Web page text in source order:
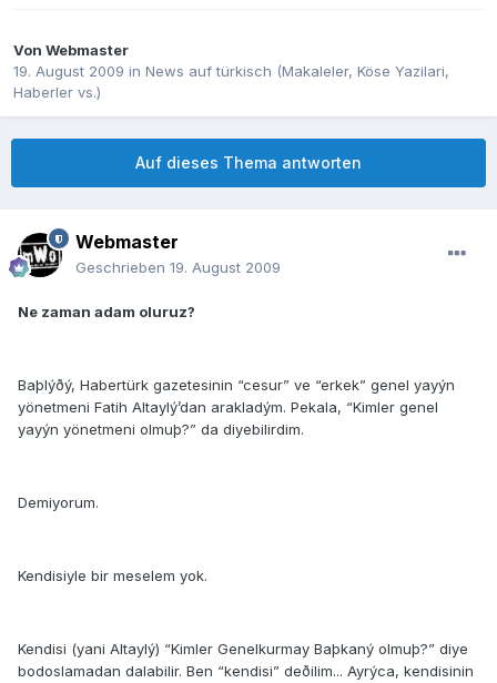
Von Webmaster
19. August 2009 in News auf türkisch (Makaleler, Köse Yazilari,
Haberler vs.)
Auf dieses Thema antworten
Webmaster
Geschrieben 19. August 2009
Ne zaman adam oluruz?
Baþlýðý, Habertürk gazetesinin “cesur” ve “erkek” genel yayýn
yönetmeni Fatih Altaylý’dan arakladým. Pekala, “Kimler genel
yayýn yönetmeni olmuþ?” da diyebilirdim.
Demiyorum.
Kendisiyle bir meselem yok.
Kendisi (yani Altaylý) “Kimler Genelkurmay Baþkaný olmuþ?” diye
bodoslamadan dalabilir. Ben “kendisi” deðilim... Ayrýca, kendisinin